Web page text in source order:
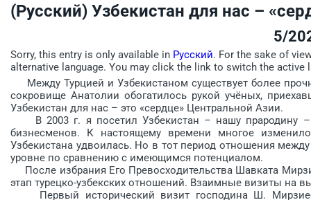
(Русский) Узбекистан для нас –
5/
Sorry, this entry is only available in Русский. For the sake of
alternative language. You may click the link to switch the active
Между Турцией и Узбекистаном существует более
сокровище Анатолии обогатилось рукой учёных,
Узбекистан для нас – это «сердце» Центральной Азии.
В 2003 г. я посетил Узбекистан – нашу прародину –
бизнесменов. К настоящему времени многое
Узбекистана удвоилась. Но в тот период отношения
уровне по сравнению с имеющимся потенциалом.
После избрания Его Превосхо­дительства Шавката
этап турецко-узбекских отношений. Взаимные визиты на
Первый исторический визит гос­подина Ш.